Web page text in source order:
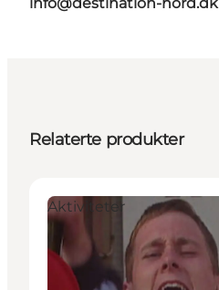
info@destination-nord.dk
Relaterte produkter
Aktiviteter